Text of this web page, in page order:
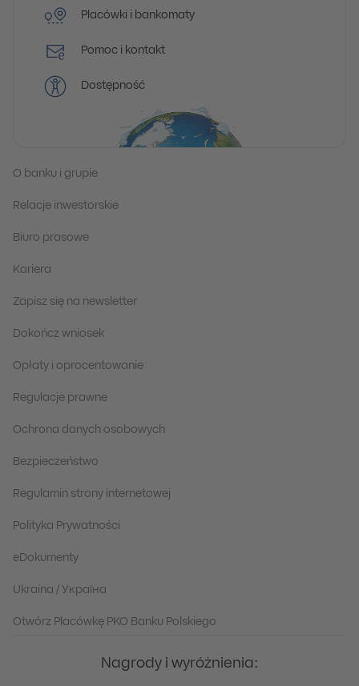
Placówki i bankomaty
Pomoc i kontakt
Dostępność
O banku i grupie
Relacje inwestorskie
Biuro prasowe
Kariera
Zapisz się na newsletter
Dokończ wniosek
Opłaty i oprocentowanie
Regulacje prawne
Ochrona danych osobowych
Bezpieczeństwo
Regulamin strony internetowej
Polityka Prywatności
eDokumenty
Ukraina / Україна
Otwórz Placówkę PKO Banku Polskiego
Nagrody i wyróżnienia: